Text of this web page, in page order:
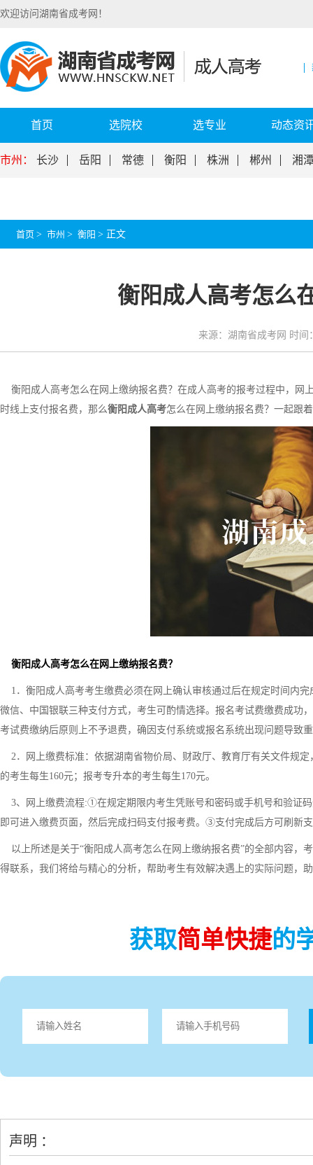
欢迎访问湖南省成考网！
首页 选院校 选专业 动态资
市州： 长沙 岳阳 常德 衡阳 株洲 郴州 湘
首页 > 市州 > 衡阳 > 正文
衡阳成人高考怎么
来源：湖南省成考网 时间
衡阳成人高考怎么在网上缴纳报名费？在成人高考的报考过程中，网
时线上支付报名费，那么衡阳成人高考怎么在网上缴纳报名费？一起跟
衡阳成人高考怎么在网上缴纳报名费？
1．衡阳成人高考考生缴费必须在网上确认审核通过后在规定时间内
微信、中国银联三种支付方式，考生可酌情选择。报名考试费缴费成功
考试费缴纳后原则上不予退费，确因支付系统或报名系统出现问题导致
2．网上缴费标准：依据湖南省物价局、财政厅、教育厅有关文件规
的考生每生160元；报考专升本的考生每生170元。
3、网上缴费流程:①在规定期限内考生凭账号和密码或手机号和验证
即可进入缴费页面，然后完成扫码支付报考费。③支付完成后方可刷新
以上所述是关于“衡阳成人高考怎么在网上缴纳报名费”的全部内容，
得联系，我们将给与精心的分析，帮助考生有效解决遇上的实际问题，
获取简单快捷的
声明 ：